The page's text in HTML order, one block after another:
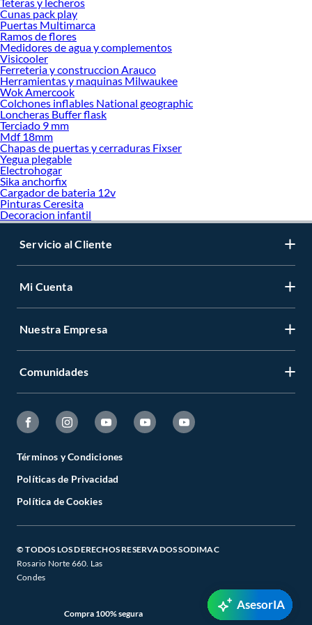
Cunas pack play
Puertas Multimarca
Ramos de flores
Medidores de agua y complementos
Visicooler
Ferreteria y construccion Arauco
Herramientas y maquinas Milwaukee
Wok Amercook
Colchones inflables National geographic
Loncheras Buffer flask
Terciado 9 mm
Mdf 18mm
Chapas de puertas y cerraduras Fixser
Yegua plegable
Electrohogar
Sika anchorfix
Cargador de bateria 12v
Pinturas Ceresita
Decoracion infantil
Servicio al Cliente
Mi Cuenta
Nuestra Empresa
Comunidades
Términos y Condiciones
Políticas de Privacidad
Política de Cookies
© TODOS LOS DERECHOS RESERVADOS SODIMAC
Rosario Norte 660. Las
Condes
Compra 100% segura
AsesorIA